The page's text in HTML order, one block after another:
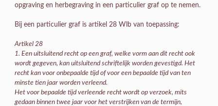
opgraving en herbegraving in een particulier graf op te nemen.
Bij een particulier graf is artikel 28 Wlb van toepassing:
Artikel 28
1. Een uitsluitend recht op een graf, welke vorm aan dit recht ook
wordt gegeven, kan uitsluitend schriftelijk worden gevestigd. Het
recht kan voor onbepaalde tijd of voor een bepaalde tijd van ten
minste tien jaar worden verleend.
Het voor bepaalde tijd verleende recht wordt op verzoek, mits
gedaan binnen twee jaar voor het verstrijken van de termijn,